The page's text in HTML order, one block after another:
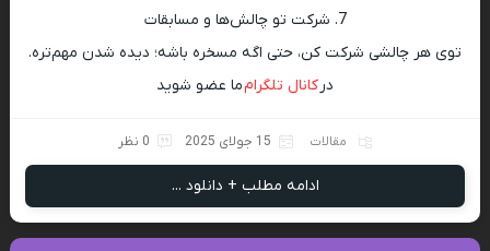
7. شرکت تو چالش‌ها و مسابقات
توی هر چالشی شرکت کن، حتی اگه مسخره باشه؛ دیده شدن مهم‌تره.
درکانال تلگرامما عضو شوید
مقالات 15 جولای 2025 0 نظر
ادامه مطلب + دانلود ...